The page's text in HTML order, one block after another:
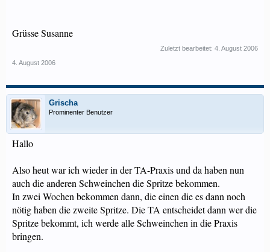
Grüsse Susanne
Zuletzt bearbeitet: 4. August 2006
4. August 2006
Grischa
Prominenter Benutzer
Hallo
Also heut war ich wieder in der TA-Praxis und da haben nun
auch die anderen Schweinchen die Spritze bekommen.
In zwei Wochen bekommen dann, die einen die es dann noch
nötig haben die zweite Spritze. Die TA entscheidet dann wer die
Spritze bekommt, ich werde alle Schweinchen in die Praxis
bringen.